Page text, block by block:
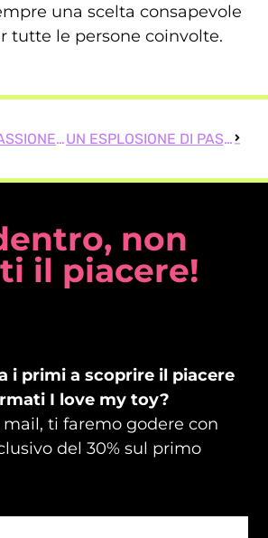
una scelta consapevole
tutte le persone coinvolte.
RACCONTI DI PASSIONE: VIVERE L’EROTISMO CON I FOTORACCONTI SESSO UN ESPLOSIONE DI PASSIONE: IL SESSO PASSIONALE CHE STAVI CERCANDO
non
il piacere!
i primi a scoprire il piacere
I love my toy?
mail, ti faremo godere con
del 30% sul primo